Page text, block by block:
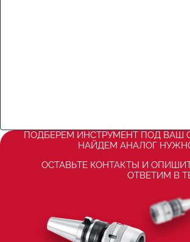
ПОДБЕРЕМ ИНСТРУМЕНТ ПОД ВАШ
НАЙДЕМ АНАЛОГ
ОСТАВЬТЕ КОНТАКТЫ И
ОТВЕТИМ В